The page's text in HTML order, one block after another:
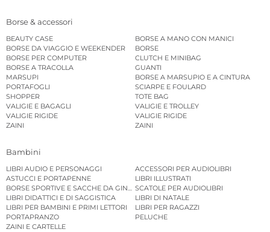
Borse & accessori
BEAUTY CASE
BORSE A MANO CON MANICI
BORSE DA VIAGGIO E WEEKENDER
BORSE
BORSE PER COMPUTER
CLUTCH E MINIBAG
BORSE A TRACOLLA
GUANTI
MARSUPI
BORSE A MARSUPIO E A CINTURA
PORTAFOGLI
SCIARPE E FOULARD
SHOPPER
TOTE BAG
VALIGIE E BAGAGLI
VALIGIE E TROLLEY
VALIGIE RIGIDE
VALIGIE RIGIDE
ZAINI
ZAINI
Bambini
LIBRI AUDIO E PERSONAGGI
ACCESSORI PER AUDIOLIBRI
ASTUCCI E PORTAPENNE
LIBRI ILLUSTRATI
BORSE SPORTIVE E SACCHE DA GINNASTICASCATOLE PER AUDIOLIBRI
LIBRI DIDATTICI E DI SAGGISTICA
LIBRI DI NATALE
LIBRI PER BAMBINI E PRIMI LETTORI
LIBRI PER RAGAZZI
PORTAPRANZO
PELUCHE
ZAINI E CARTELLE